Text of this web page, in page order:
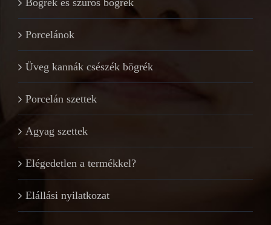
Bögrék és szűrős bögrék
Porcelánok
Üveg kannák csészék bögrék
Porcelán szettek
Agyag szettek
Elégedetlen a termékkel?
Elállási nyilatkozat